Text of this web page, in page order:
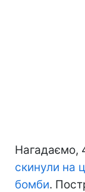
Нагадаємо,
скинули на
бомби.